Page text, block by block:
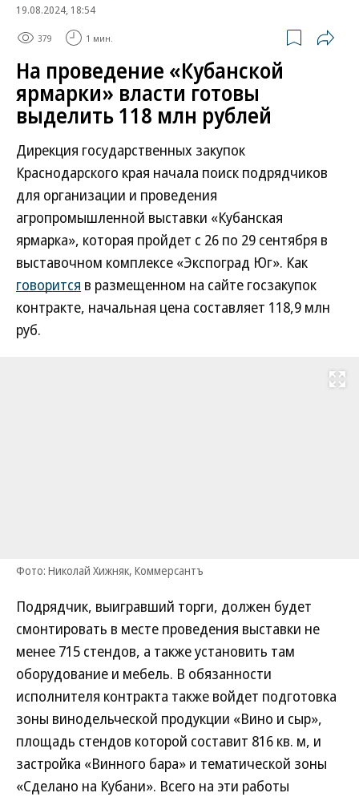
19.08.2024, 18:54
379 1 мин.
На проведение «Кубанской
ярмарки» власти готовы
выделить 118 млн рублей
Дирекция государственных закупок
Краснодарского края начала поиск подрядчиков
для организации и проведения
агропромышленной выставки «Кубанская
ярмарка», которая пройдет с 26 по 29 сентября в
выставочном комплексе «Экспоград Юг». Как
говорится в размещенном на сайте госзакупок
контракте, начальная цена составляет 118,9 млн
руб.
Развернуть
Фото: Николай Хижняк, Коммерсантъ
Подрядчик, выигравший торги, должен будет
смонтировать в месте проведения выставки не
менее 715 стендов, а также установить там
оборудование и мебель. В обязанности
исполнителя контракта также войдет подготовка
зоны винодельческой продукции «Вино и сыр»,
площадь стендов которой составит 816 кв. м, и
застройка «Винного бара» и тематической зоны
«Сделано на Кубани». Всего на эти работы